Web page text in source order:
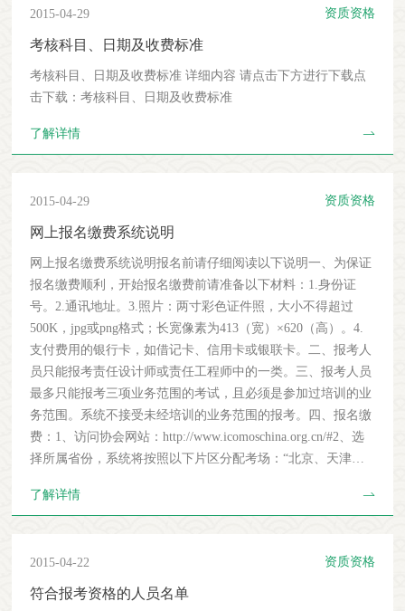
2015-04-29 资质资格
考核科目、日期及收费标准
考核科目、日期及收费标准 详细内容 请点击下方进行下载点
击下载：考核科目、日期及收费标准
了解详情
2015-04-29 资质资格
网上报名缴费系统说明
网上报名缴费系统说明报名前请仔细阅读以下说明一、为保证
报名缴费顺利，开始报名缴费前请准备以下材料：1.身份证
号。2.通讯地址。3.照片：两寸彩色证件照，大小不得超过
500K，jpg或png格式；长宽像素为413（宽）×620（高）。4.
支付费用的银行卡，如借记卡、信用卡或银联卡。二、报考人
员只能报考责任设计师或责任工程师中的一类。三、报考人员
最多只能报考三项业务范围的考试，且必须是参加过培训的业
务范围。系统不接受未经培训的业务范围的报考。四、报名缴
费：1、访问协会网站：http://www.icomoschina.org.cn/#2、选
择所属省份，系统将按照以下片区分配考场：“北京、天津、
建、山东”等省、市的考生在北京集中考核；“陕西、上海、山
集中考核。3、选择所在公司。4、选择报考人员姓名。5、上
传照片：两寸彩色证件照，大小不得超过500K，jpg或png格
了解详情
2015-04-22 资质资格
符合报考资格的人员名单